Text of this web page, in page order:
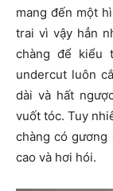
mang đến một
trai vì vậy hẳn
chàng để kiểu
undercut luôn
dài và hất
vuốt tóc. Tuy
chàng có gương
cao và hơi hói.